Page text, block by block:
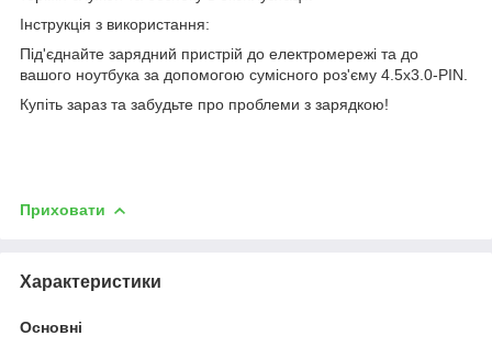
Інструкція з використання:
Під'єднайте зарядний пристрій до електромережі та до
вашого ноутбука за допомогою сумісного роз'єму 4.5х3.0-PIN.
Купіть зараз та забудьте про проблеми з зарядкою!
Приховати
Характеристики
Основні